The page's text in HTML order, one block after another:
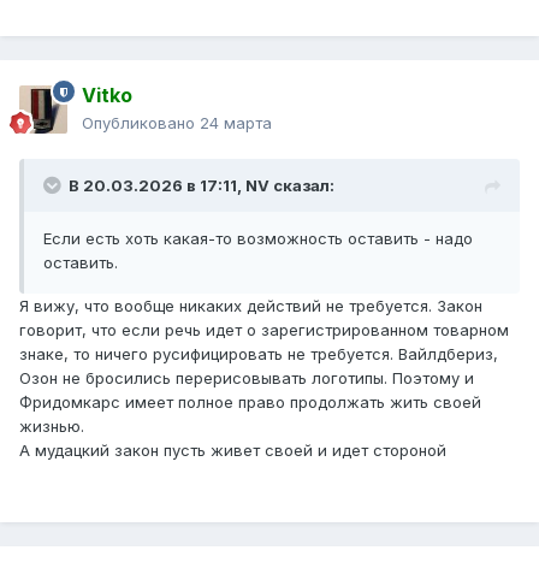
Vitko
Опубликовано 24 марта
В 20.03.2026 в 17:11, NV сказал:
Если есть хоть какая-то возможность оставить - надо
оставить.
Я вижу, что вообще никаких действий не требуется. Закон
говорит, что если речь идет о зарегистрированном товарном
знаке, то ничего русифицировать не требуется. Вайлдбериз,
Озон не бросились перерисовывать логотипы. Поэтому и
Фридомкарс имеет полное право продолжать жить своей
жизнью.
А мудацкий закон пусть живет своей и идет стороной